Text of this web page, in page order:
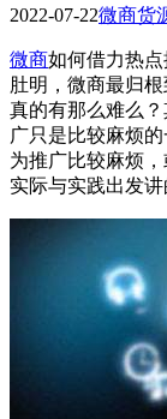
2022-07-22微商货
微商如何借力热
肚明，微商最归
真的有那么难么
广只是比较麻烦
为推广比较麻烦
实际与实践出发讲